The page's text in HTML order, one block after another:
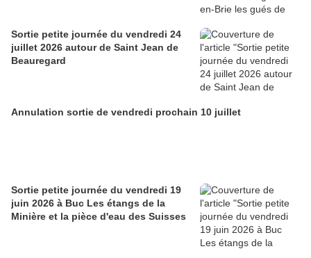
Sortie petite journée du vendredi 24
juillet 2026 autour de Saint Jean de
Beauregard
Annulation sortie de vendredi prochain 10 juillet
Sortie petite journée du vendredi 19
juin 2026 à Buc Les étangs de la
Minière et la pièce d'eau des Suisses